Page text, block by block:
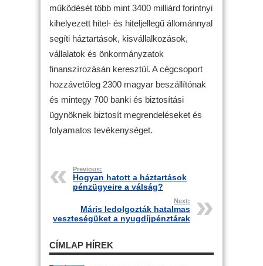
működését több mint 3400 milliárd forintnyi
kihelyezett hitel- és hiteljellegű állománnyal
segíti háztartások, kisvállalkozások,
vállalatok és önkormányzatok
finanszírozásán keresztül. A cégcsoport
hozzávetőleg 2300 magyar beszállítónak
és mintegy 700 banki és biztosítási
ügynöknek biztosít megrendeléseket és
folyamatos tevékenységet.
Previous:
Hogyan hatott a háztartások
pénzügyeire a válság?
Next:
Máris ledolgozták hatalmas
veszteségüket a nyugdíjpénztárak
CÍMLAP HÍREK